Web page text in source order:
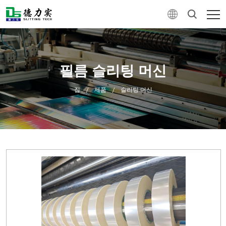
필름 슬리팅 머신
집 / 제품 / 슬리팅 머신
0